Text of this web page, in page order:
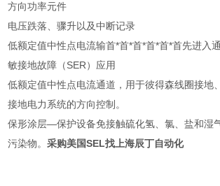
方向功率元件
电压跌落、骤升以及中断记录
低额定值中性点电流输首*首*首*首*首*首先进入
敏接地故障（SER）应用
低额定值中性点电流通道，用于彼得森线圈接地
接地电力系统的方向控制。
保形涂层—保护设备免接触硫化氢、氯、盐和湿
污染物。采购美国SEL找上海辰丁自动化